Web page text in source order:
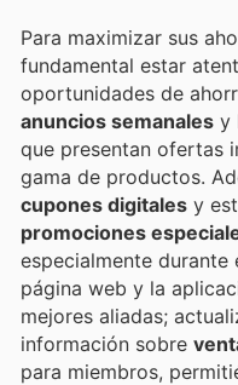
Para maximizar sus
fundamental estar
oportunidades de
anuncios semanales y
que presentan ofertas
gama de productos.
cupones digitales y
promociones
especialmente durante
página web y la
mejores aliadas;
información sobre
para miembros,